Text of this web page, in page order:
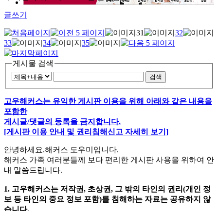
글쓰기
31
32
33
34 35
게시물 검색
검색
고우해커스는 유익한 게시판 이용을 위해 아래와 같은 내용을
포함한
게시글/댓글의 등록을 금지합니다.
[게시판 이용 안내 및 권리침해신고 자세히 보기]
안녕하세요.해커스 도우미입니다.
해커스 가족 여러분들께 보다 편리한 게시판 사용을 위하여 안
내 말씀드립니다.
1. 고우해커스는 저작권, 초상권, 그 밖의 타인의 권리(개인 정
보 등 타인의 중요 정보 포함)를 침해하는 자료는 공유하지 않